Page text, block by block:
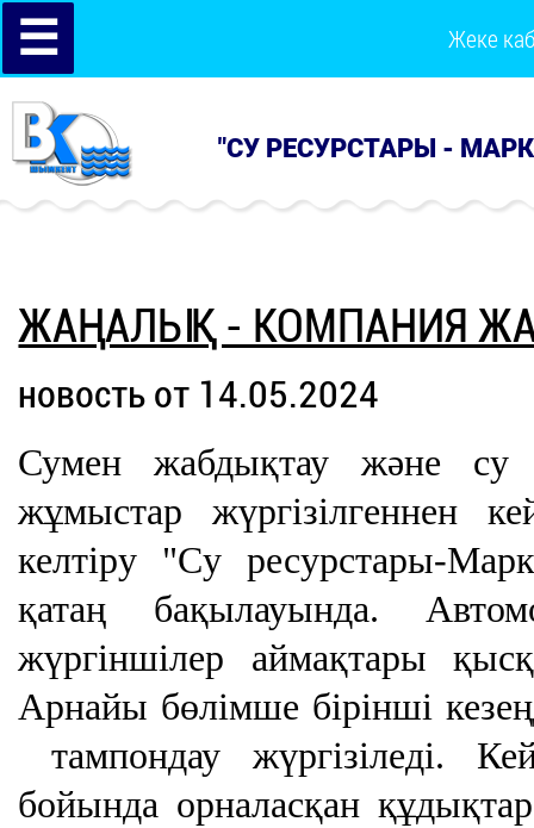
☰ Жеке
"СУ РЕСУРСТАРЫ -
ЖАҢАЛЫҚ - КОМПАНИЯ
новость от 14.05.2024
Сумен жабдықтау және су
жұмыстар жүргізілгеннен
келтіру "Су ресурстары-
қатаң бақылауында.
жүргіншілер аймақтары
Арнайы бөлімше бірінші
тампондау жүргізіледі.
бойында орналасқан